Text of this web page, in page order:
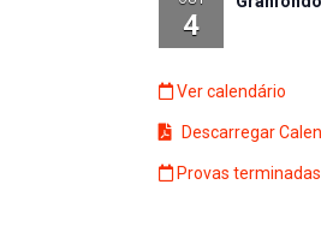
4
Ver calendário
Descarregar
Provas terminadas